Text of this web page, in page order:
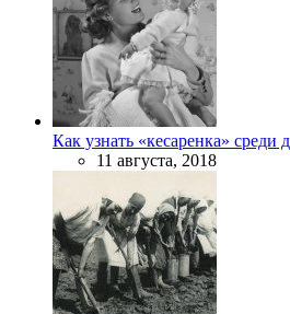
Как узнать «кесаренка» среди
11 августа, 2018